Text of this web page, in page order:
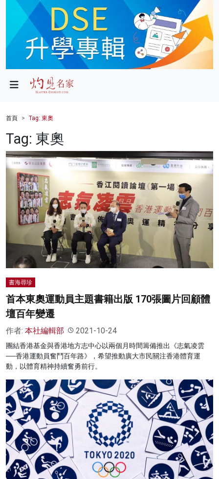
政局
財經
健康
商業
科技
影片
名家榜
灼見活動
首頁 Tag: 東奧
Tag: 東奧
書海尋珍
首本東奧運動員主題書籍出版 170張圖片回顧體
壇百年變遷
作者: 本社編輯部 2021-10-24
團結香港基金與香港地方志中心以兩個月時間籌備推出《志氣凌雲
──香港運動員奮鬥百年路》，希望推動廣大市民關注香港體育運
動，以體育精神持續奮勇前行。